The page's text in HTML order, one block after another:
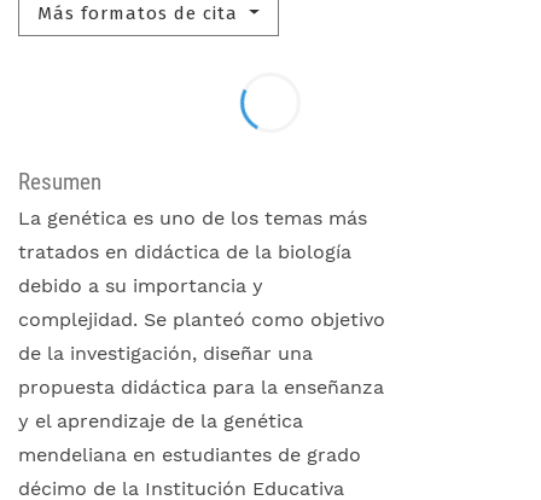
Más formatos de cita
Resumen
La genética es uno de los temas más
tratados en didáctica de la biología
debido a su importancia y
complejidad. Se planteó como objetivo
de la investigación, diseñar una
propuesta didáctica para la enseñanza
y el aprendizaje de la genética
mendeliana en estudiantes de grado
décimo de la Institución Educativa